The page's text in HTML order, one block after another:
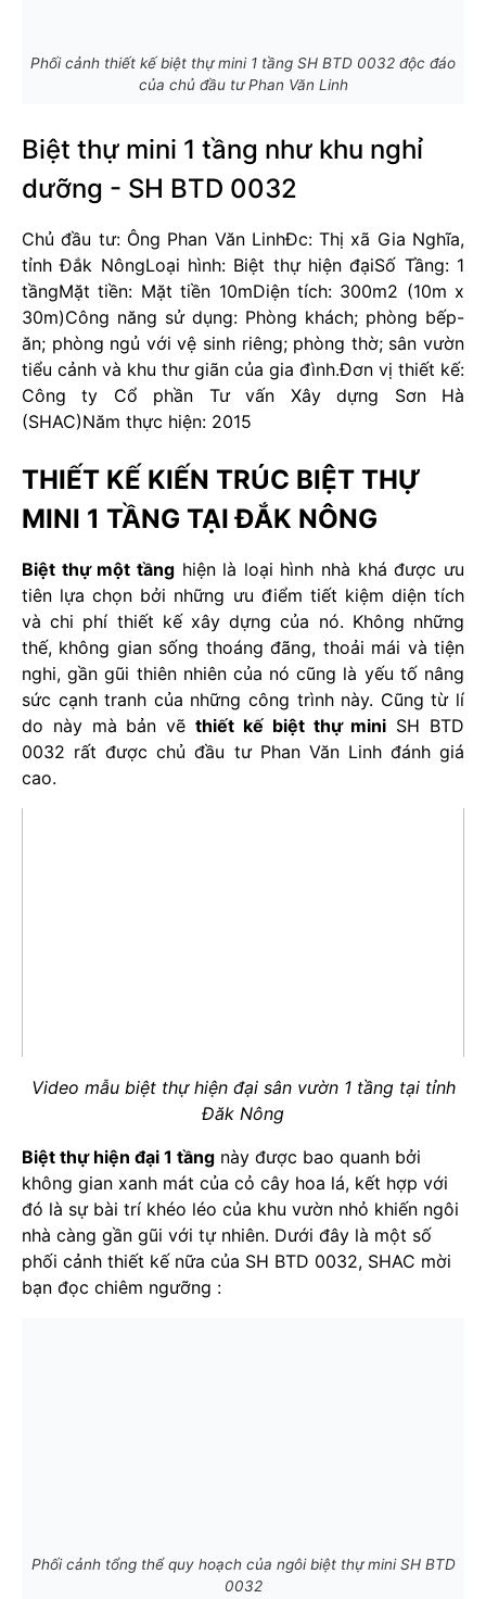
Phối cảnh thiết kế biệt thự mini 1 tầng SH BTD 0032 độc đáo
của chủ đầu tư Phan Văn Linh
Biệt thự mini 1 tầng như khu nghỉ
dưỡng - SH BTD 0032
Chủ đầu tư: Ông Phan Văn LinhĐc: Thị xã Gia Nghĩa,
tỉnh Đắk NôngLoại hình: Biệt thự hiện đạiSố Tầng: 1
tầngMặt tiền: Mặt tiền 10mDiện tích: 300m2 (10m x
30m)Công năng sử dụng: Phòng khách; phòng bếp-
ăn; phòng ngủ với vệ sinh riêng; phòng thờ; sân vườn
tiểu cảnh và khu thư giãn của gia đình.Đơn vị thiết kế:
Công ty Cổ phần Tư vấn Xây dựng Sơn Hà
(SHAC)Năm thực hiện: 2015
THIẾT KẾ KIẾN TRÚC BIỆT THỰ
MINI 1 TẦNG TẠI ĐẮK NÔNG
Biệt thự một tầnghiện là loại hình nhà khá được ưu
tiên lựa chọn bởi những ưu điểm tiết kiệm diện tích
và chi phí thiết kế xây dựng của nó. Không những
thế, không gian sống thoáng đãng, thoải mái và tiện
nghi, gần gũi thiên nhiên của nó cũng là yếu tố nâng
sức cạnh tranh của những công trình này. Cũng từ lí
do này mà bản vẽthiết kế biệt thự mini SH BTD
0032 rất được chủ đầu tư Phan Văn Linh đánh giá
cao.
Video mẫu biệt thự hiện đại sân vườn 1 tầng tại tỉnh
Đăk Nông
Biệt thự hiện đại 1 tầng này được bao quanh bởi
không gian xanh mát của cỏ cây hoa lá, kết hợp với
đó là sự bài trí khéo léo của khu vườn nhỏ khiến ngôi
nhà càng gần gũi với tự nhiên. Dưới đây là một số
phối cảnh thiết kế nữa của SH BTD 0032, SHAC mời
bạn đọc chiêm ngưỡng :
Phối cảnh tổng thể quy hoạch của ngôi biệt thự mini SH BTD
0032